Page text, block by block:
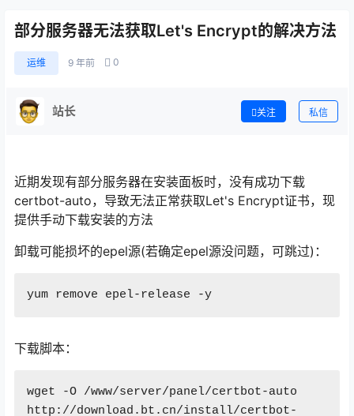
部分服务器无法获取Let's Encrypt的解决方法
运维 9 年前 0
站长 关注 私信
近期发现有部分服务器在安装面板时，没有成功下载
certbot-auto，导致无法正常获取Let's Encrypt证书，现
提供手动下载安装的方法
卸载可能损坏的epel源(若确定epel源没问题，可跳过)：
下载脚本：
wget -O /www/server/panel/certbot-auto
http://download.bt.cn/install/certbot-